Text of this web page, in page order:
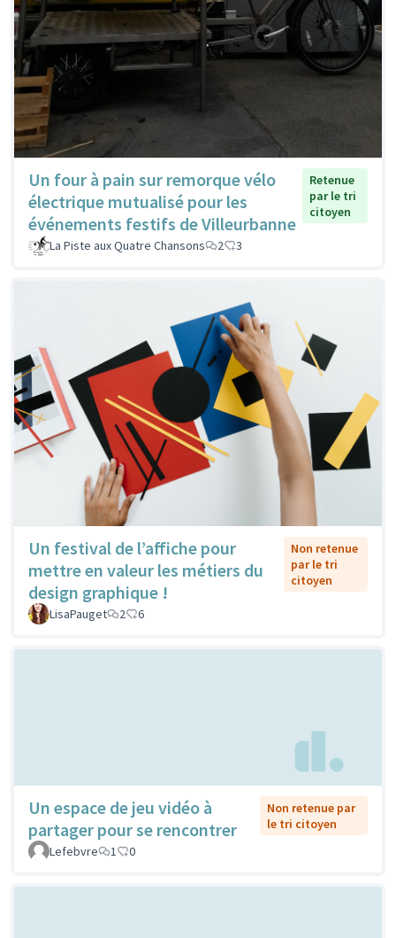
Un four à pain sur remorque vélo
électrique mutualisé pour les
événements festifs de Villeurbanne
Retenue
par le tri
citoyen
La Piste aux Quatre Chansons 2 3
Un festival de l’affiche pour
mettre en valeur les métiers du
design graphique !
Non retenue
par le tri
citoyen
LisaPauget 2 6
Un espace de jeu vidéo à
partager pour se rencontrer
Non retenue par
le tri citoyen
Lefebvre
1 0